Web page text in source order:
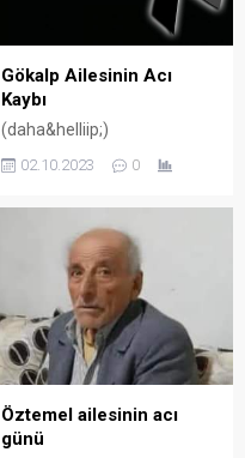
Gökalp Ailesinin Acı
Kaybı
(daha&helliip;)
02.10.2023 0
Öztemel ailesinin acı
günü